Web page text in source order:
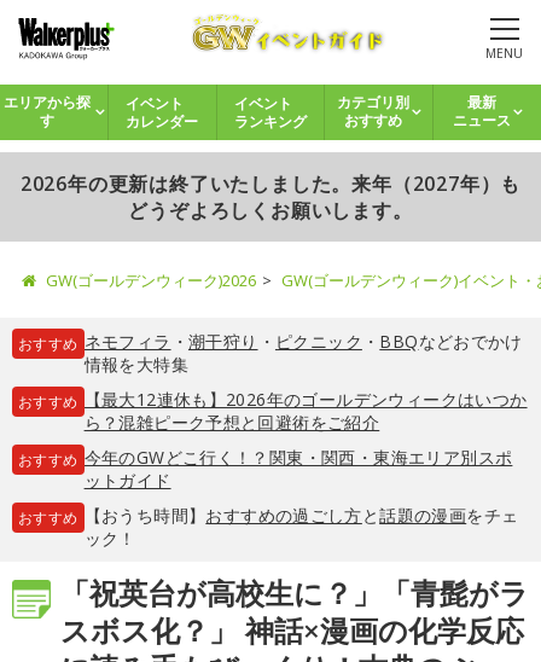
MENU
エリアから探
す
イベント
カレンダー
イベント
ランキング
カテゴリ別
おすすめ
最新
ニュース
2026年の更新は終了いたしました。来年（2027年）も
どうぞよろしくお願いします。
GW(ゴールデンウィーク)2026 GW(ゴールデンウィーク)イベント
おすすめ ネモフィラ ・ 潮干狩り ・ ピクニック ・ BBQなどおでかけ
情報を大特集
おすすめ
【最大12連休も】2026年のゴールデンウィークはいつか
ら？混雑ピーク予想と回避術をご紹介
おすすめ 今年のGWどこ行く！？関東・関西・東海エリア別スポ
ットガイド
おすすめ 【おうち時間】 おすすめの過ごし方と話題の漫画をチェ
ック！
「祝英台が高校生に？」「青髭がラ
スボス化？」 神話×漫画の化学反応